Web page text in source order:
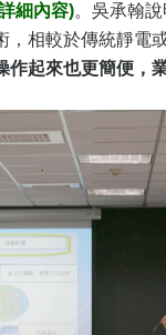
細內容)。 吳承翰
相較於傳統靜電
起來也更簡便，